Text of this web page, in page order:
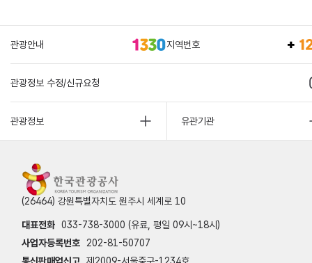
관광안내 지역번호
관광정보 수정/신규요청
관광정보 유관기관
(26464) 강원특별자치도 원주시 세계로 10
대표전화 033-738-3000 (유료, 평일 09시~18시)
사업자등록번호
202-81-50707